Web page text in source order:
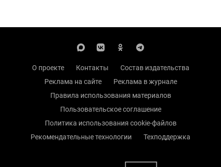
О проекте Контакты
Состав издательства
Реклама на сайте
Реклама в журнале
Правила использования материалов
Пользовательское соглашение
Политика использования cookie-файлов
Рекомендательные технологии
Техподдержка